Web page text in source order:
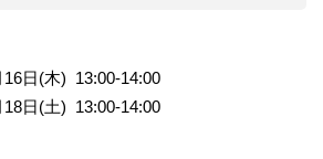
16日(木) 13:00-14:00
18日(土) 13:00-14:00